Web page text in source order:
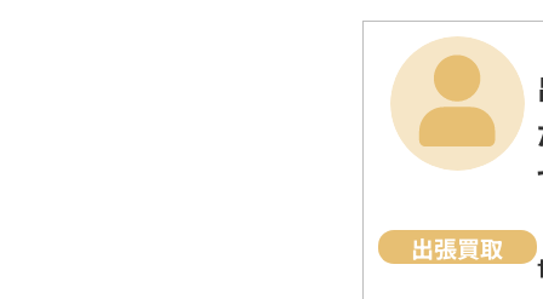
出張買取